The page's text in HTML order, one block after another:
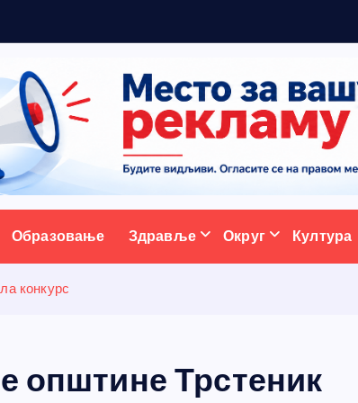
портал
Образовање Здравље Округ Култура
конкурс
општине Трстеник